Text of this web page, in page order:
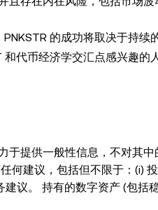
的成功将取决于持续
代币经济学交汇点感兴趣的
提供一般性信息，不对其
何建议，包括但不限于：(i)
议。 持有的数字资产 (包括
或持有数字资产是否适合您